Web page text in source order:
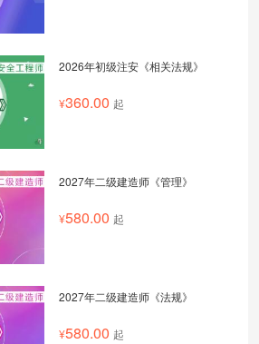
2026年初级注安《相关法规》
360.00 起
2027年二级建造师《管理》
580.00 起
2027年二级建造师《法规》
580.00 起